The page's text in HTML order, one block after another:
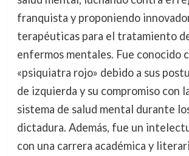
franquista y proponiendo
terapéuticas para el tratamiento
enfermos mentales. Fue conocido
«psiquiatra rojo» debido a sus
de izquierda y su compromiso con
sistema de salud mental durante
dictadura. Además, fue un
con una carrera académica y